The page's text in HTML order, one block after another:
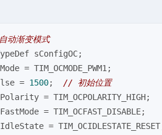
动渐变模式
sConfigOC;
= TIM_OCMODE_PWM1;
= 1500; // 初始位置
= TIM_OCPOLARITY_HIGH;
= TIM_OCFAST_DISABLE;
=